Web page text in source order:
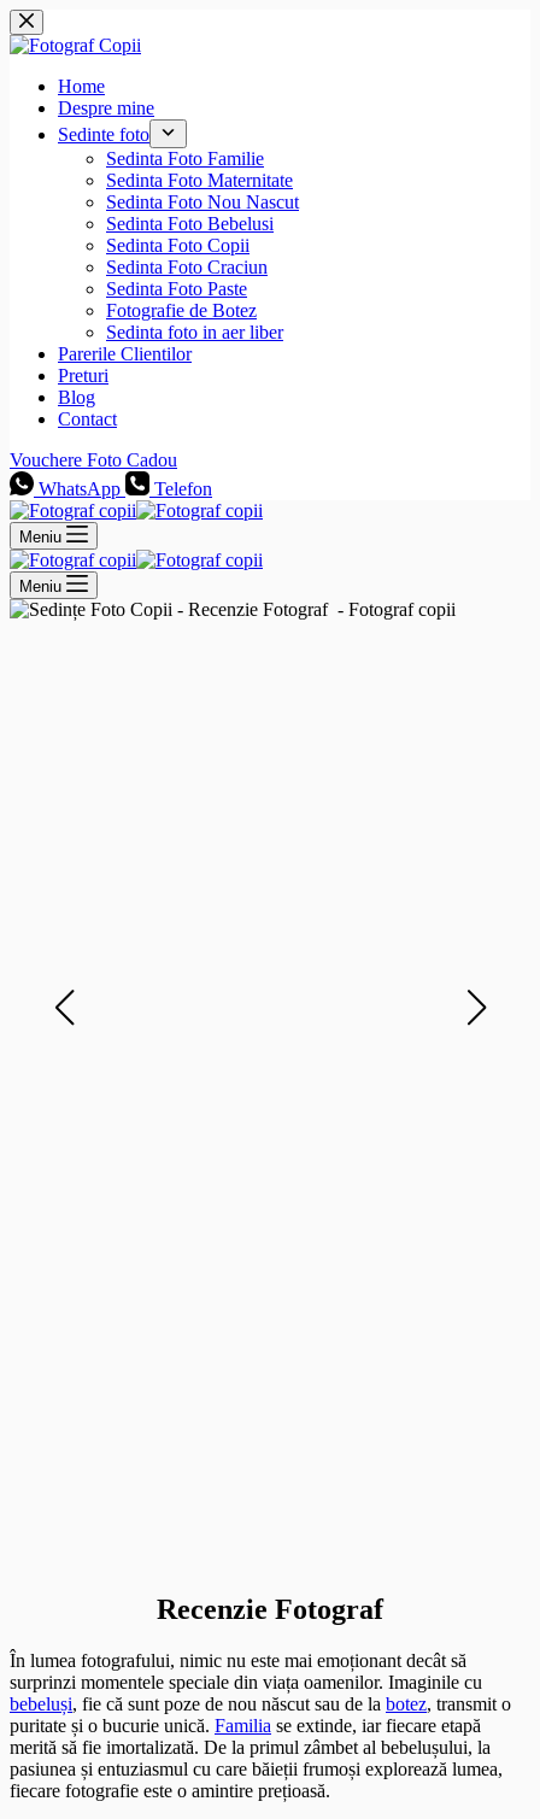
Sari
la
conținut
Home
Despre mine
Sedinte foto
Sedinta Foto Familie
Sedinta Foto Maternitate
Sedinta Foto Nou Nascut
Sedinta Foto Bebelusi
Sedinta Foto Copii
Sedinta Foto Craciun
Sedinta Foto Paste
Fotografie de Botez
Sedinta foto in aer liber
Parerile Clientilor
Preturi
Blog
Contact
Vouchere Foto Cadou
WhatsApp
Telefon
Meniu
Meniu
Recenzie Fotograf
În lumea fotografului, nimic nu este mai emoționant decât să
surprinzi momentele speciale din viața oamenilor. Imaginile cu
bebeluși, fie că sunt poze de nou născut sau de la botez, transmit o
puritate și o bucurie unică. Familia se extinde, iar fiecare etapă
merită să fie imortalizată. De la primul zâmbet al bebelușului, la
pasiunea și entuziasmul cu care băieții frumoși explorează lumea,
fiecare fotografie este o amintire prețioasă.